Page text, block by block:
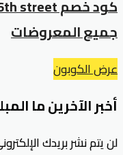
جميع المعروضات
عرض الكوبون
أخبر الآخرين ما
لن يتم نشر بريدك